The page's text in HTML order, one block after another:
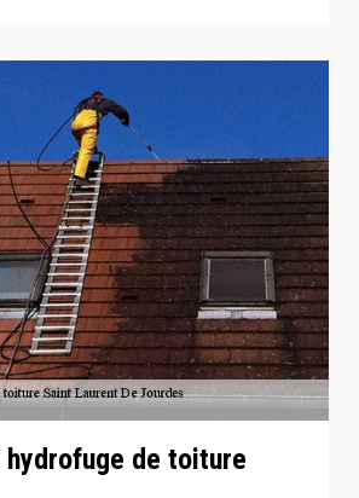
de toiture